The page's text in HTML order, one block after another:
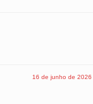
16 de junho de 2026